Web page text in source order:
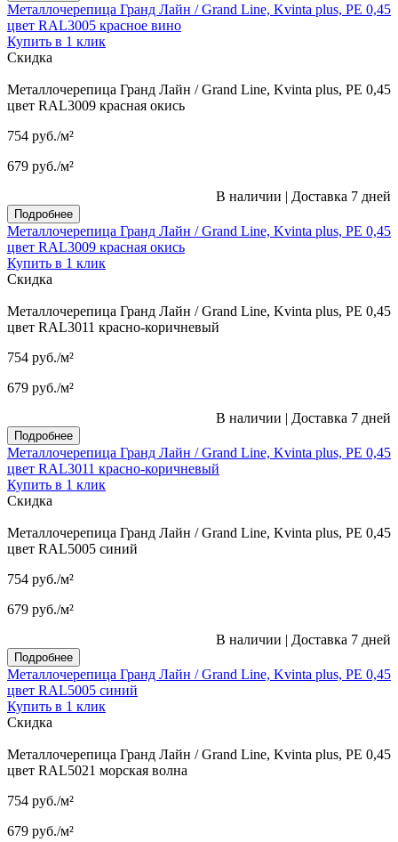
Металлочерепица Гранд Лайн / Grand Line, Kvinta plus, PE 0,45
цвет RAL3005 красное вино
Купить в 1 клик
Скидка
Металлочерепица Гранд Лайн / Grand Line, Kvinta plus, PE 0,45
цвет RAL3009 красная окись
754 руб./м²
679 руб./м²
В наличии | Доставка 7 дней
Подробнее
Металлочерепица Гранд Лайн / Grand Line, Kvinta plus, PE 0,45
цвет RAL3009 красная окись
Купить в 1 клик
Скидка
Металлочерепица Гранд Лайн / Grand Line, Kvinta plus, PE 0,45
цвет RAL3011 красно-коричневый
754 руб./м²
679 руб./м²
В наличии | Доставка 7 дней
Подробнее
Металлочерепица Гранд Лайн / Grand Line, Kvinta plus, PE 0,45
цвет RAL3011 красно-коричневый
Купить в 1 клик
Скидка
Металлочерепица Гранд Лайн / Grand Line, Kvinta plus, PE 0,45
цвет RAL5005 синий
754 руб./м²
679 руб./м²
В наличии | Доставка 7 дней
Подробнее
Металлочерепица Гранд Лайн / Grand Line, Kvinta plus, PE 0,45
цвет RAL5005 синий
Купить в 1 клик
Скидка
Металлочерепица Гранд Лайн / Grand Line, Kvinta plus, PE 0,45
цвет RAL5021 морская волна
754 руб./м²
679 руб./м²